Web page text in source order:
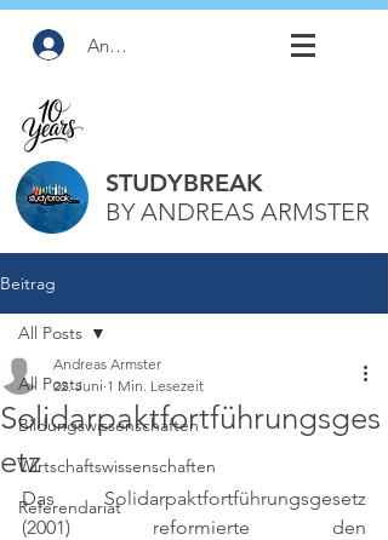
Anmelden
STUDYBREAK
BY ANDREAS ARMSTER
Beitrag
All Posts
Bildungswissenschaften
Wirtschaftswissenschaften
Referendariat
All Posts
Solidarpaktfortführungsges
etz
Andreas Armster
22. Juni 1 Min. Lesezeit
Das Solidarpaktfortführungsgesetz
(2001) reformierte den